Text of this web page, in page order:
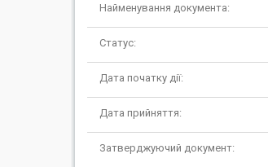
Найменування документа:
Статус:
Дата початку дії:
Дата прийняття:
Затверджуючий документ: